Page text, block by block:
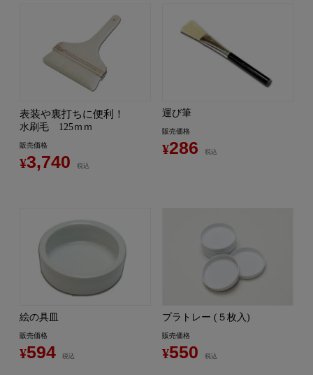
表装や裏打ちに便利！
水刷毛 125ｍｍ
販売価格
¥3,740 税込
運び筆
販売価格
¥286 税込
絵の具皿
販売価格
¥594 税込
プラトレー (５枚入)
販売価格
¥550 税込